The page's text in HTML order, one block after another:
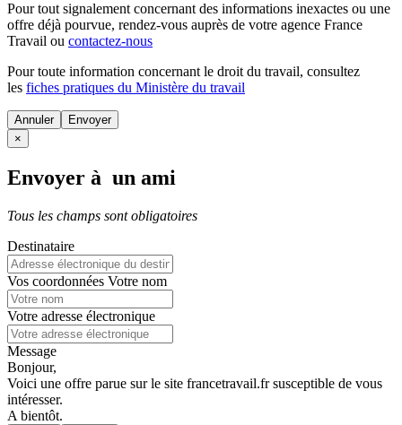
Pour tout signalement concernant des informations inexactes ou une
offre déjà pourvue, rendez-vous auprès de votre agence France
Travail ou contactez-nous
Pour toute information concernant le droit du travail, consultez
les fiches pratiques du Ministère du travail
Annuler
×
Envoyer à un ami
Tous les champs sont obligatoires
Destinataire
Vos coordonnées Votre nom
Votre adresse électronique
Message
Bonjour,
Voici une offre parue sur le site francetravail.fr susceptible de vous
intéresser.
A bientôt.